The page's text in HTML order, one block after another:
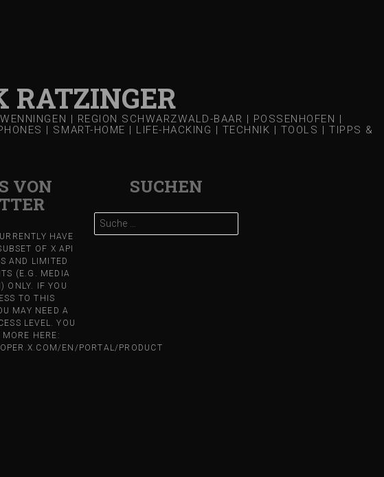
RATZINGER
| REGION SCHWARZWALD-BAAR | POSSENHOFEN |
| SMART-HOME | LIFE-HACKING | TECHNIK | TOOLS | TIPPS &
VON
HAVE
OF X API
AND LIMITED
(E.G. MEDIA
ONLY. IF YOU
TO THIS
MAY NEED A
LEVEL. YOU
HERE:
EN/PORTAL/PRODUCT
SUCHEN
nach: